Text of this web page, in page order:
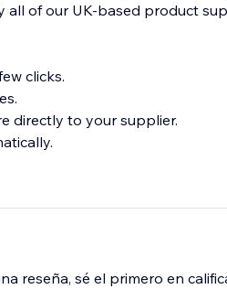
all of our UK-based product
clicks.
directly to your supplier.
reseña, sé el primero en